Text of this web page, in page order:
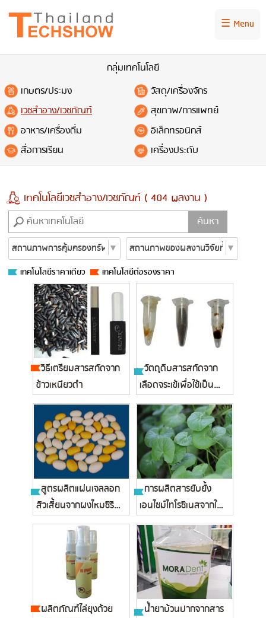
☰ Menu
กลุ่มเทคโนโลยี
เกษตร/ประมง
วัสดุ/เครื่องจักร
เวชสำอาง/เวชภัณฑ์
สุขภาพ/การแพทย์
อาหาร/เครื่องดื่ม
อิเล็กทรอนิกส์
สื่อการเรียน
เครื่องประดับ
เทคโนโลยีเวชสำอาง/เวชภัณฑ์ ( 404 ผลงาน )
เทคโนโลยีราคาเดียว เทคโนโลยีต่อรองราคา
วิธีเตรียมสารสกัดจาก
ข้าวเหนียวดำ
วัตถุดิบสารสกัดจาก
เลือดจระเข้เพื่อใช้เป็น
ส่วน...
สูตรผลิตแผ่นเจลลอก
สิวเสี้ยนจากผงไหมซิริซิน
และ...
การผลิตสารยับยั้ง
เอนไซม์ไทโรซิเนสจากใบ
บัวบกเพ...
ผลิตภัณฑ์ไล่ยุงด้วย
น้ำยาบ้วนปากจากสาร